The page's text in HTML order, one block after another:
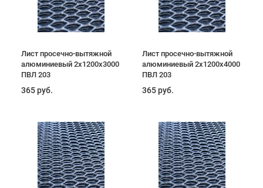
Лист просечно-вытяжной
алюминиевый 2х1200х3000
ПВЛ 203
365 руб.
Лист просечно-вытяжной
алюминиевый 2х1200х4000
ПВЛ 203
365 руб.